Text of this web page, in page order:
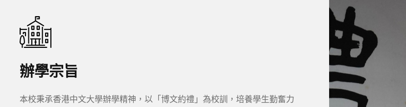
辦學宗旨
本校秉承香港中文大學辦學精神，以「博文約禮」為校訓，培養學生勤奮力